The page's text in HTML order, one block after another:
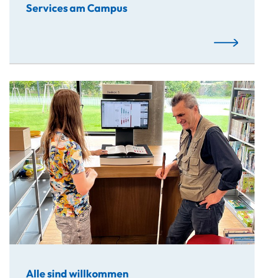
Services am Campus
Mehr…
Alle sind willkommen